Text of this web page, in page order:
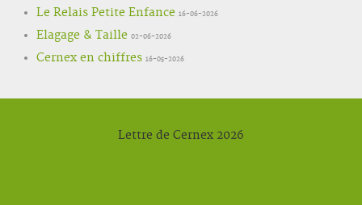
Le Relais Petite Enfance 16-06-2026
Elagage & Taille 02-06-2026
Cernex en chiffres 16-05-2026
Lettre de Cernex 2026